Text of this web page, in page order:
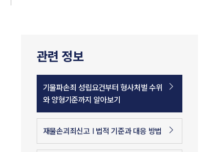
관련 정보
기물파손죄 성립요건부터 형사처벌 수위
와 양형기준까지 알아보기
재물손괴죄신고 | 법적 기준과 대응 방법